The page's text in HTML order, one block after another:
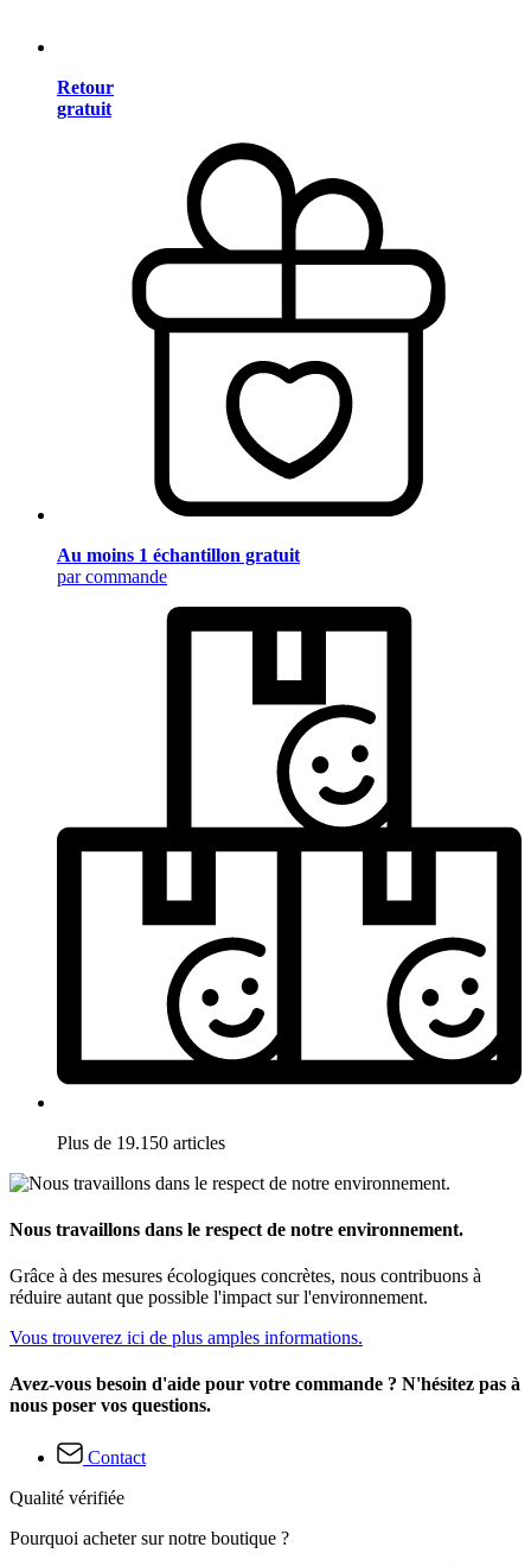
Retour
gratuit
Au moins 1 échantillon gratuit
par commande
Plus de 19.150 articles
Nous travaillons dans le respect de notre environnement.
Grâce à des mesures écologiques concrètes, nous contribuons à
réduire autant que possible l'impact sur l'environnement.
Vous trouverez ici de plus amples informations.
Avez-vous besoin d'aide pour votre commande ? N'hésitez pas à
nous poser vos questions.
Contact
Qualité vérifiée
Pourquoi acheter sur notre boutique ?